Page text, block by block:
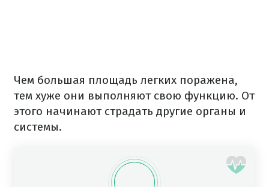
Чем большая площадь легких поражена,
тем хуже они выполняют свою функцию. От
этого начинают страдать другие органы и
системы.